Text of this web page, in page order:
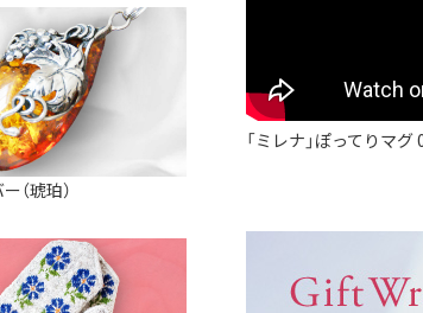
「ミレナ」ぽってりマ
ド
（琥珀）